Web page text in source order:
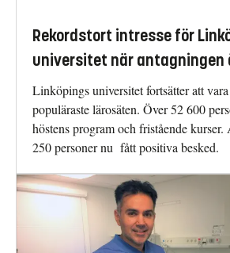
Rekordstort intresse för
universitet när antagningen
Linköpings universitet fortsätter att
populäraste lärosäten. Över 52 600
höstens program och fristående
250 personer nu fått positiva besked.